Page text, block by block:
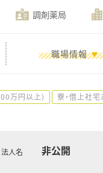
調剤薬局
職場情報
万円以上) 寮・借上社宅
法人名 非公開